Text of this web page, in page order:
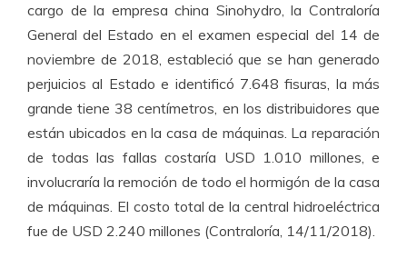
cargo de la empresa china Sinohydro, la Contraloría
General del Estado en el examen especial del 14 de
noviembre de 2018, estableció que se han generado
perjuicios al Estado e identificó 7.648 fisuras, la más
grande tiene 38 centímetros, en los distribuidores que
están ubicados en la casa de máquinas. La reparación
de todas las fallas costaría USD 1.010 millones, e
involucraría la remoción de todo el hormigón de la casa
de máquinas. El costo total de la central hidroeléctrica
fue de USD 2.240 millones (Contraloría, 14/11/2018).